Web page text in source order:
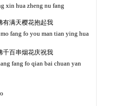
xin hua zheng nu fang
满天樱花抱起我
fang fo you man tian ying hua
百串烟花庆祝我
fang fo qian bai chuan yan